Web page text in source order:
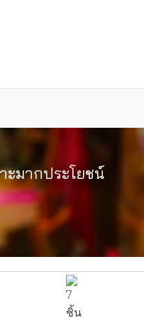
ะมากประโยชน์